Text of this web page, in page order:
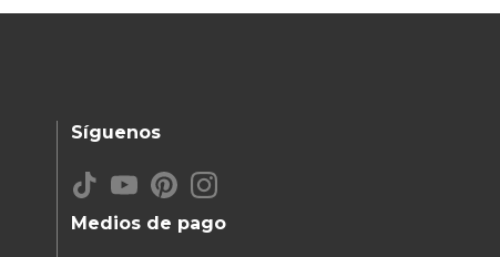
Medios de pago
Síguenos